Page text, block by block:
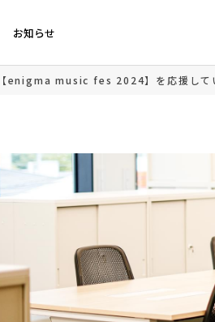
お知らせ
【enigma music fes 2024】を応援して